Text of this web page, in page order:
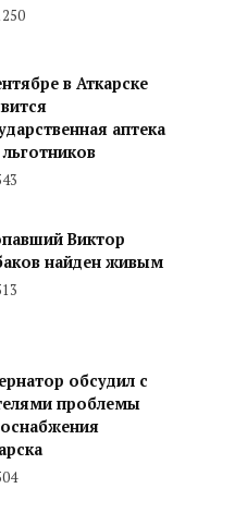
в Аткарске
аптека
Виктор
найден живым
обсудил с
проблемы